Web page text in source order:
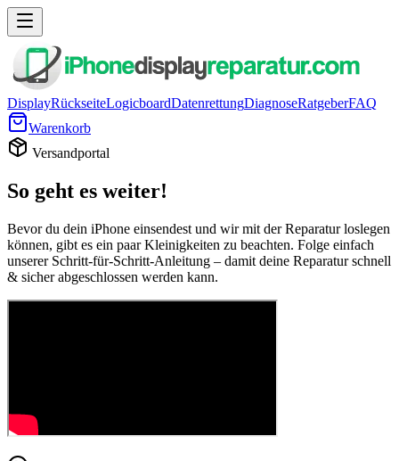
DisplayRückseiteLogicboardDatenrettungDiagnoseRatgeberFAQ
Warenkorb
Versandportal
So geht es weiter!
Bevor du dein iPhone einsendest und wir mit der Reparatur loslegen
können, gibt es ein paar Kleinigkeiten zu beachten. Folge einfach
unserer Schritt-für-Schritt-Anleitung – damit deine Reparatur schnell
& sicher abgeschlossen werden kann.